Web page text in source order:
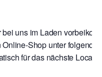
uns im Laden
Shop unter
für das nächste Local